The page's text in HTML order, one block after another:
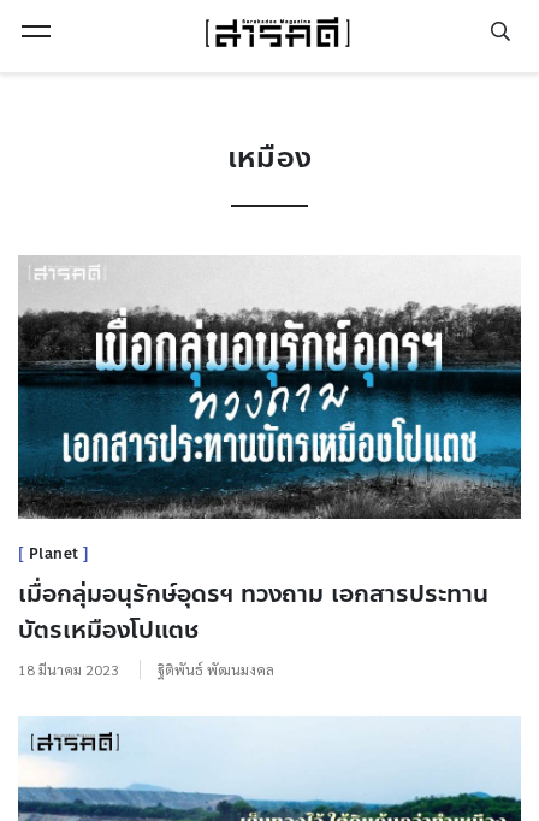
เหมือง
Planet
เมื่อกลุ่มอนุรักษ์อุดรฯ ทวงถาม เอกสารประทาน
บัตรเหมืองโปแตช
18 มีนาคม 2023 ฐิติพันธ์ พัฒนมงคล